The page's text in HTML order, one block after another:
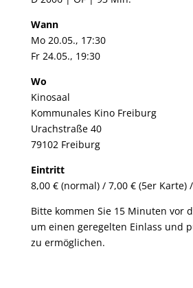
Wann
Mo 20.05., 17:30
Fr 24.05., 19:30
Wo
Kinosaal
Kommunales Kino Freiburg
Urachstraße 40
79102 Freiburg
Eintritt
8,00 € (normal) / 7,00 € (5er Karte)
Bitte kommen Sie 15 Minuten vor
um einen geregelten Einlass und
zu ermöglichen.